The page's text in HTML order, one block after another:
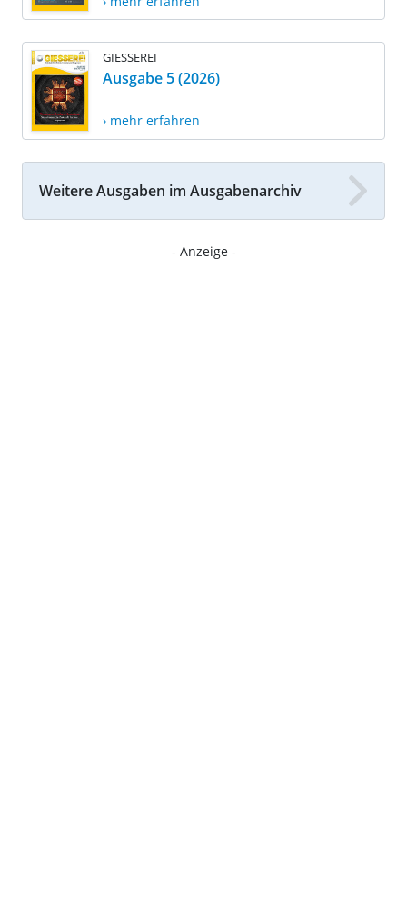
GIESSEREI
Ausgabe 5 (2026)
› mehr erfahren
Weitere Ausgaben im Ausgabenarchiv
- Anzeige -